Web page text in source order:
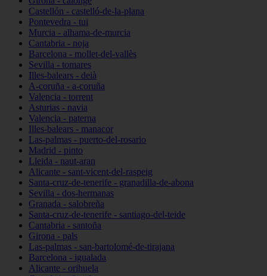
Castellón - castelló-de-la-plana
Pontevedra - tui
Murcia - alhama-de-murcia
Cantabria - noja
Barcelona - mollet-del-vallès
Sevilla - tomares
Illes-balears - deià
A-coruña - a-coruña
Valencia - torrent
Asturias - navia
Valencia - paterna
Illes-balears - manacor
Las-palmas - puerto-del-rosario
Madrid - pinto
Lleida - naut-aran
Alicante - sant-vicent-del-raspeig
Santa-cruz-de-tenerife - granadilla-de-abona
Sevilla - dos-hermanas
Granada - salobreña
Santa-cruz-de-tenerife - santiago-del-teide
Cantabria - santoña
Girona - pals
Las-palmas - san-bartolomé-de-tirajana
Barcelona - igualada
Alicante - orihuela